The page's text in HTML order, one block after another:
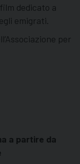
dedicato a
emigrati.
per
a partire da